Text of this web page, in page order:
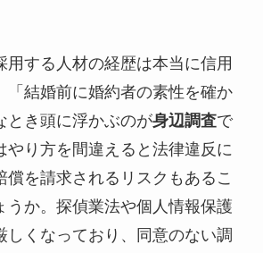
用する人材の経歴は本当に信用
「結婚前に婚約者の素性を確か
き頭に浮かぶのが身辺調査で
やり方を間違えると法律違反に
償を請求されるリスクもあるこ
うか。探偵業法や個人情報保護
しくなっており、同意のない調